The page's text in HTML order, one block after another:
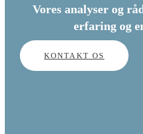
Vores analyser og
erfaring og
KONTAKT OS